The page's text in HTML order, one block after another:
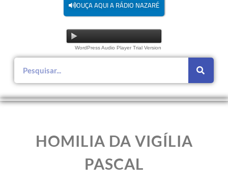
OUÇA AQUI A RÁDIO NAZARÉ
WordPress Audio Player Trial Version
HOMILIA DA VIGÍLIA
PASCAL